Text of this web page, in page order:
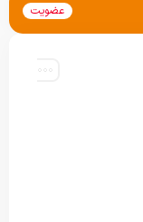
عضویت